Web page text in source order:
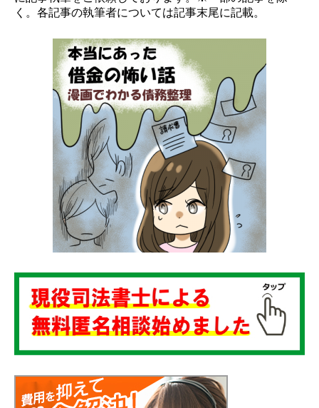
く。各記事の執筆者については記事末尾に記載。